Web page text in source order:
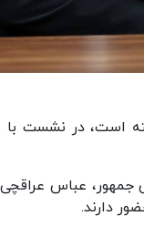
است، در نشست با
عباس عراقچی
دارند.